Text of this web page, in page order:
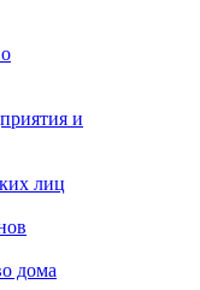
и
лиц
дома